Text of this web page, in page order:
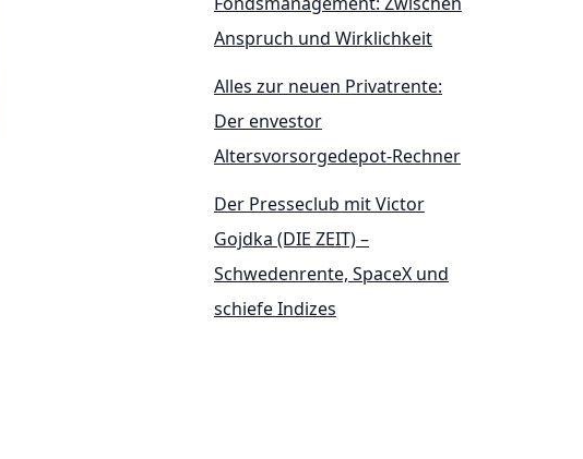
Anspruch und Wirklichkeit
Alles zur neuen Privatrente:
Der envestor
Altersvorsorgedepot-Rechner
Der Presseclub mit Victor
Gojdka (DIE ZEIT) –
Schwedenrente, SpaceX und
schiefe Indizes